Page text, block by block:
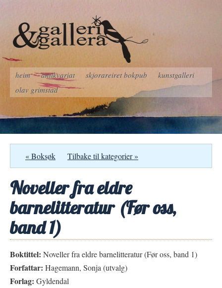
heim antikvariat skjorareiret bokpub
kunstgalleri
olav grimstad
« Boksøk Tilbake til kategorier »
Noveller fra eldre
barnelitteratur (Før oss,
band 1)
Boktittel: Noveller fra eldre barnelitteratur (Før oss, band 1)
Forfattar: Hagemann, Sonja (utvalg)
Forlag: Gyldendal